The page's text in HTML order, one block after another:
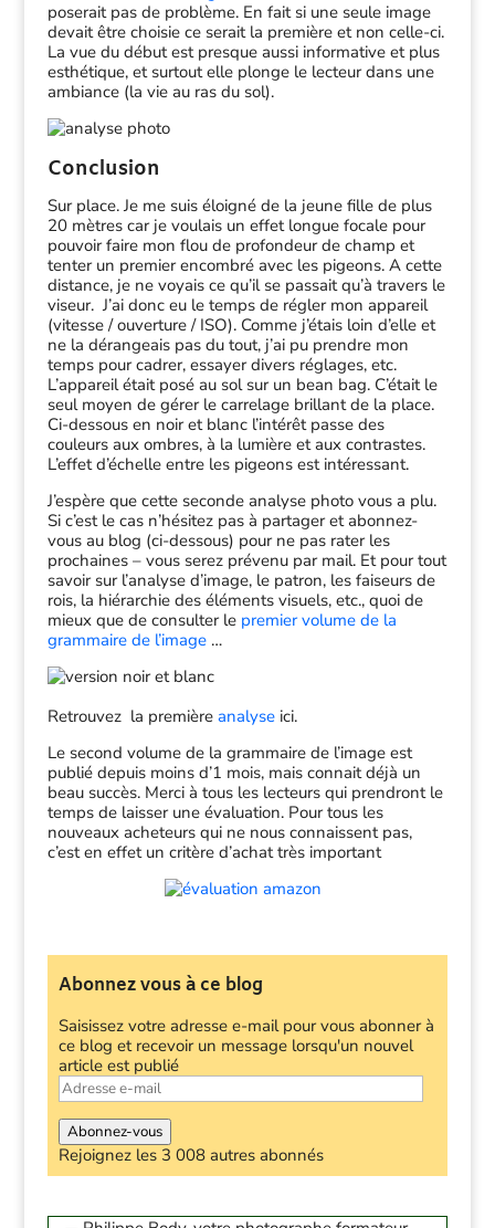
poserait pas de problème. En fait si une seule image
devait être choisie ce serait la première et non celle-ci.
La vue du début est presque aussi informative et plus
esthétique, et surtout elle plonge le lecteur dans une
ambiance (la vie au ras du sol).
Conclusion
Sur place. Je me suis éloigné de la jeune fille de plus
20 mètres car je voulais un effet longue focale pour
pouvoir faire mon flou de profondeur de champ et
tenter un premier encombré avec les pigeons. A cette
distance, je ne voyais ce qu’il se passait qu’à travers le
viseur. J’ai donc eu le temps de régler mon appareil
(vitesse / ouverture / ISO). Comme j’étais loin d’elle et
ne la dérangeais pas du tout, j’ai pu prendre mon
temps pour cadrer, essayer divers réglages, etc.
L’appareil était posé au sol sur un bean bag. C’était le
seul moyen de gérer le carrelage brillant de la place.
Ci-dessous en noir et blanc l’intérêt passe des
couleurs aux ombres, à la lumière et aux contrastes.
L’effet d’échelle entre les pigeons est intéressant.
J’espère que cette seconde analyse photo vous a plu.
Si c’est le cas n’hésitez pas à partager et abonnez-
vous au blog (ci-dessous) pour ne pas rater les
prochaines – vous serez prévenu par mail. Et pour tout
savoir sur l’analyse d’image, le patron, les faiseurs de
rois, la hiérarchie des éléments visuels, etc., quoi de
mieux que de consulter le premier volume de la
grammaire de l’image…
Retrouvez la première analyse ici.
Le second volume de la grammaire de l’image est
publié depuis moins d’1 mois, mais connait déjà un
beau succès. Merci à tous les lecteurs qui prendront le
temps de laisser une évaluation. Pour tous les
nouveaux acheteurs qui ne nous connaissent pas,
c’est en effet un critère d’achat très important
Abonnez vous à ce blog
Saisissez votre adresse e-mail pour vous abonner à
ce blog et recevoir un message lorsqu'un nouvel
article est publié
Adresse
e-
mail
Abonnez-vous
Rejoignez les 3 008 autres abonnés